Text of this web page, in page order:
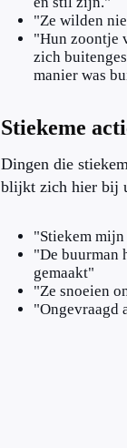
"Ze wilden
"Hun zoontje
zich
manier was
Stiekeme
Dingen die
blijkt zich hier bij
"Stiekem
"De buurman
gemaakt"
"Ze snoeien
"Ongevraagd